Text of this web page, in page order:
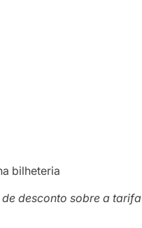
bilheteria
desconto sobre a tarifa